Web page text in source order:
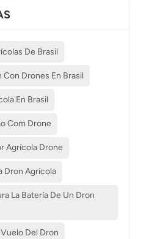
De Brasil
Con Drones En Brasil
En Brasil
Com Drone
Agrícola Drone
Dron Agrícola
La Batería De Un Dron
Del Dron